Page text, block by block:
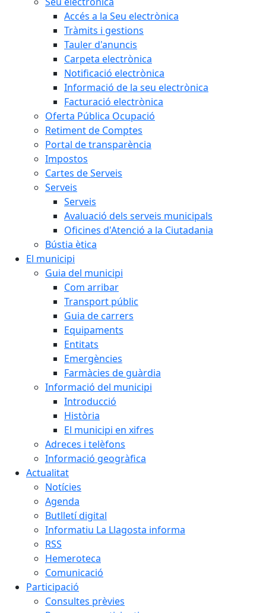
Accés a la Seu electrònica
Tràmits i gestions
Tauler d'anuncis
Carpeta electrònica
Notificació electrònica
Informació de la seu electrònica
Facturació electrònica
Oferta Pública Ocupació
Retiment de Comptes
Portal de transparència
Impostos
Cartes de Serveis
Serveis
Serveis
Avaluació dels serveis municipals
Oficines d'Atenció a la Ciutadania
Bústia ètica
El municipi
Guia del municipi
Com arribar
Transport públic
Guia de carrers
Equipaments
Entitats
Emergències
Farmàcies de guàrdia
Informació del municipi
Introducció
Història
El municipi en xifres
Adreces i telèfons
Informació geogràfica
Actualitat
Notícies
Agenda
Butlletí digital
Informatiu La Llagosta informa
RSS
Hemeroteca
Comunicació
Participació
Consultes prèvies